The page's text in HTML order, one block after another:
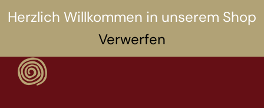
Herzlich Willkommen in unserem Shop
Verwerfen
Inhalt